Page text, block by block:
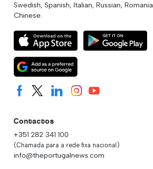
Swedish, Spanish, Italian, Russian,
Chinese.
Contactos
+351 282 341 100
(Chamada para a rede fixa nacional)
info@theportugalnews.com